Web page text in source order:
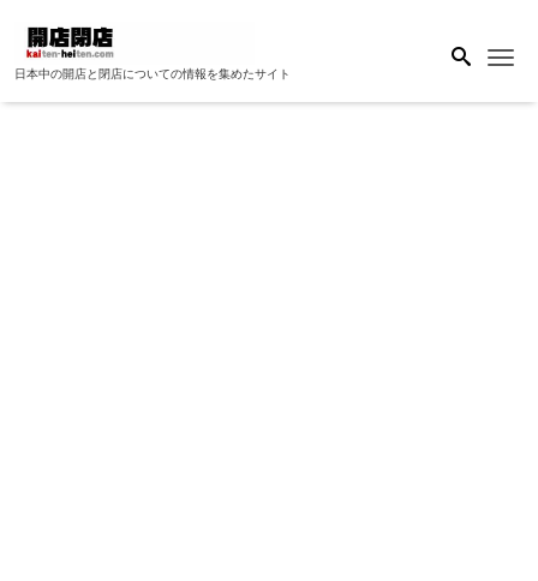
日本中の開店と閉店についての情報を集めたサイト